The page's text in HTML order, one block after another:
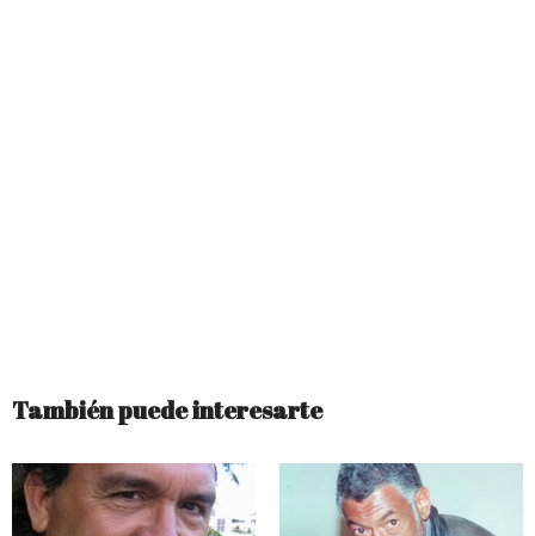
También puede interesarte